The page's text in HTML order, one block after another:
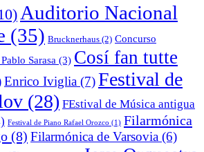
Auditorio Nacional
(35) Brucknerhaus (2) Concurso
Sarasa (3) Cosí fan tutte
Enrico Iviglia (7)Festival de
(28) FEstival de Música antigua
Festival de Piano Rafael Orozco (1) Filarmónica
(8) Filarmónica de Varsovia (6)